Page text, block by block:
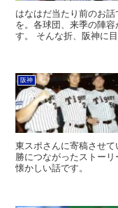
はなはだ当たり前のお
を。各球団、来季の陣
す。 そんな折、阪神に
阪神
東スポさんに寄稿させ
勝につながったストー
懐かしい話です。